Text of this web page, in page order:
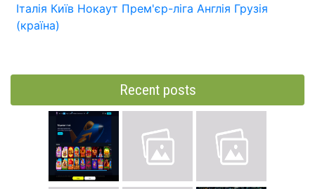
Італія Київ Нокаут Прем'єр-ліга Англія Грузія
(країна)
Recent posts